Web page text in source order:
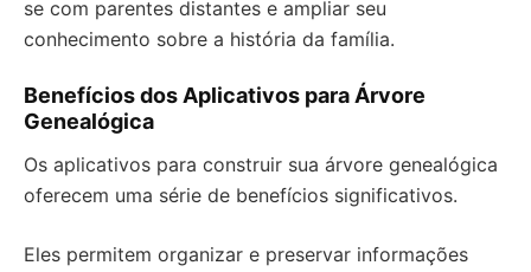
se com parentes distantes e ampliar seu
conhecimento sobre a história da família.
Benefícios dos Aplicativos para Árvore
Genealógica
Os aplicativos para construir sua árvore genealógica
oferecem uma série de benefícios significativos.
Eles permitem organizar e preservar informações